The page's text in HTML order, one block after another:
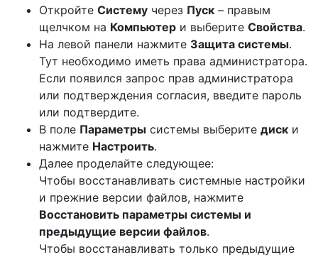
Откройте Систему через Пуск – правым
щелчком на Компьютер и выберите Свойства.
На левой панели нажмите Защита системы.
Тут необходимо иметь права администратора.
Если появился запрос прав администратора
или подтверждения согласия, введите пароль
или подтвердите.
В поле Параметры системы выберите диск и
нажмите Настроить.
Далее проделайте следующее:
Чтобы восстанавливать системные настройки
и прежние версии файлов, нажмите
Восстановить параметры системы и
предыдущие версии файлов.
Чтобы восстанавливать только предыдущие